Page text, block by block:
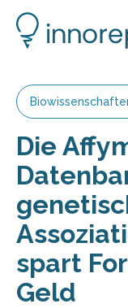
Die
spart
Geld